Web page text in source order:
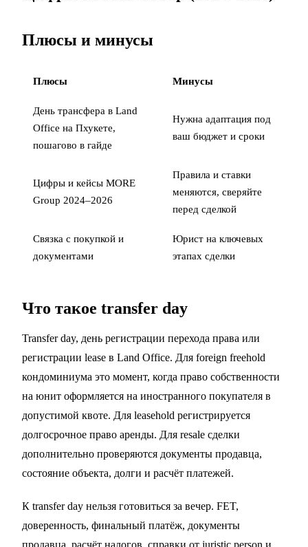
Плюсы и минусы
Плюсы Минусы
День трансфера в Land
Office на Пхукете,
пошагово в гайде
Нужна адаптация под
ваш бюджет и сроки
Цифры и кейсы MORE
Group 2024–2026
Правила и ставки
меняются, сверяйте
перед сделкой
Связка с покупкой и
документами
Юрист на ключевых
этапах сделки
Что такое transfer day
Transfer day, день регистрации перехода права или
регистрации lease в Land Office. Для foreign freehold
кондоминиума это момент, когда право собственности
на юнит оформляется на иностранного покупателя в
допустимой квоте. Для leasehold регистрируется
долгосрочное право аренды. Для resale сделки
дополнительно проверяются документы продавца,
состояние объекта, долги и расчёт платежей.
К transfer day нельзя готовиться за вечер. FET,
доверенность, финальный платёж, документы